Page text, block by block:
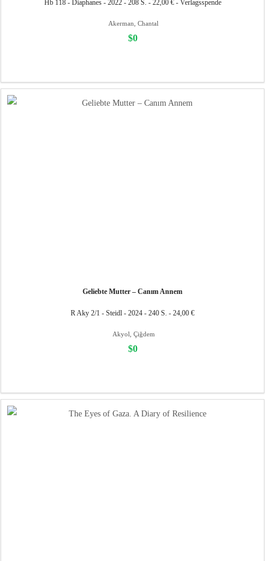
Hb 118 - Diaphanes - 2022 - 208 S. - 22,00 € - Verlagsspende
Akerman, Chantal
$0
Geliebte Mutter – Canım Annem
R Aky 2/1 - Steidl - 2024 - 240 S. - 24,00 €
Akyol, Çiğdem
$0